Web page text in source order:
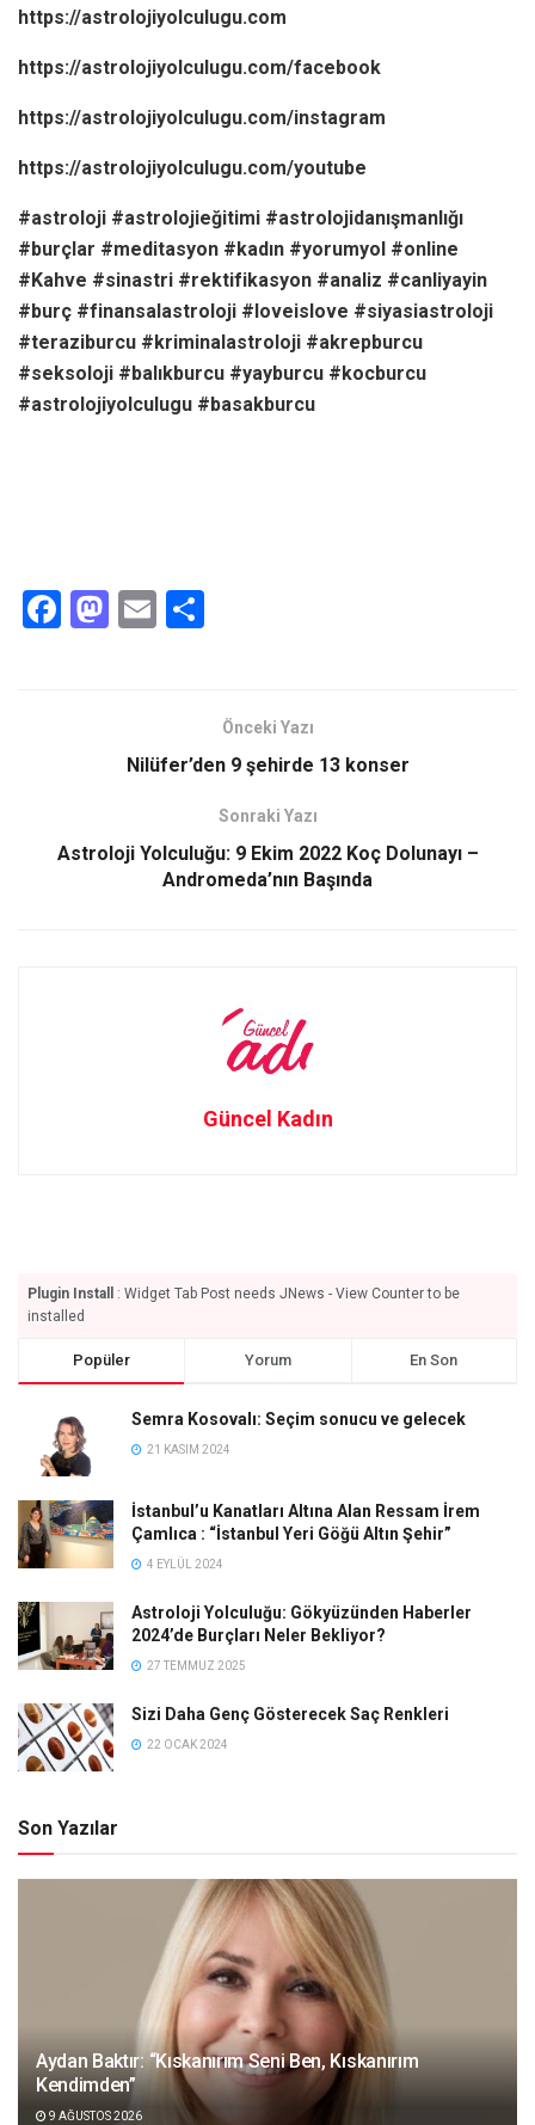
https://astrolojiyolculugu.com
https://astrolojiyolculugu.com/facebook
https://astrolojiyolculugu.com/instagram
https://astrolojiyolculugu.com/youtube
#astroloji #astrolojieğitimi #astrolojidanışmanlığı
#burçlar #meditasyon #kadın #yorumyol #online
#Kahve #sinastri #rektifikasyon #analiz #canliyayin
#burç #finansalastroloji #loveislove #siyasiastroloji
#teraziburcu #kriminalastroloji #akrepburcu
#seksoloji #balıkburcu #yayburcu #kocburcu
#astrolojiyolculugu #basakburcu
F
k
M
d
n
E
Önceki Yazı
Nilüfer’den 9 şehirde 13 konser
Sonraki Yazı
Astroloji Yolculuğu: 9 Ekim 2022 Koç Dolunayı –
Andromeda’nın Başında
Güncel Kadın
Plugin Install
: Widget Tab Post needs JNews - View Counter to be
installed
Popüler Yorum En Son
Semra Kosovalı: Seçim sonucu ve gelecek
21 KASIM 2024
İstanbul’u Kanatları Altına Alan Ressam İrem
Çamlıca : “İstanbul Yeri Göğü Altın Şehir”
4 EYLÜL 2024
Astroloji Yolculuğu: Gökyüzünden Haberler
2024’de Burçları Neler Bekliyor?
27 TEMMUZ 2025
Sizi Daha Genç Gösterecek Saç Renkleri
22 OCAK 2024
Son Yazılar
Aydan Baktır: “Kıskanırım Seni Ben, Kıskanırım
Kendimden”
9 AĞUSTOS 2026